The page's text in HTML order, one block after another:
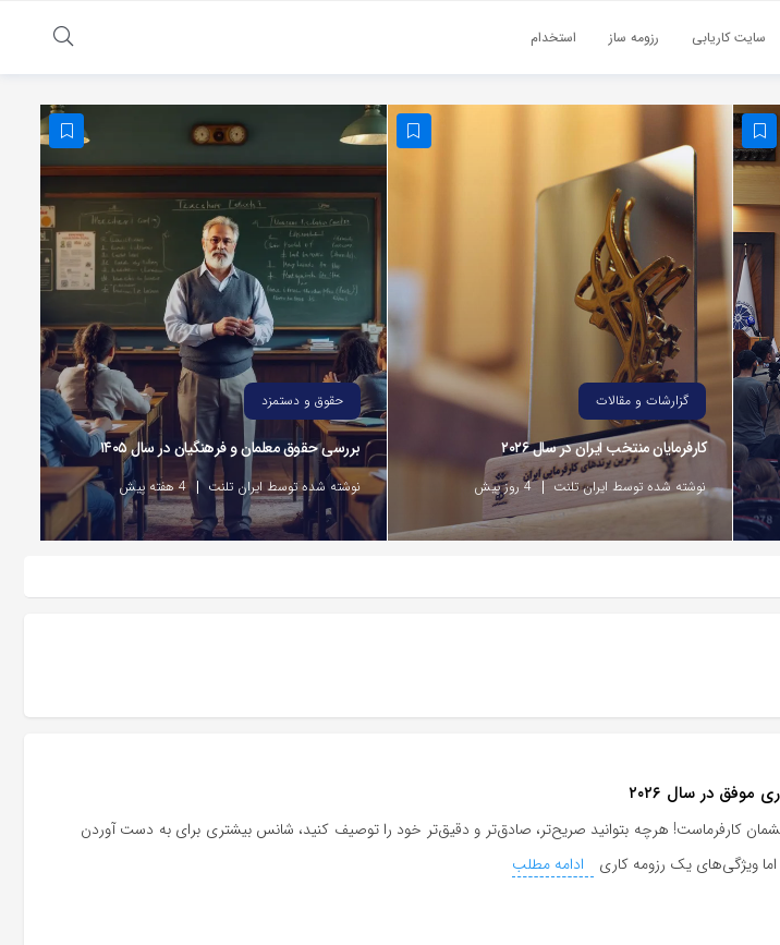
سایت کاریابی رزومه ساز استخدام
گزارشات و مقالات
کارفرمایان منتخب ایران در سال ۲۰۲۶
نوشته شده توسط ایران تلنت 4 روز پیش
حقوق و دستمزد
بررسی حقوق معلمان و فرهنگیان در سال ۱۴۰۵
نوشته شده توسط ایران تلنت 4 هفته پیش
در سال ۲۰۲۶
کارفرماست! هرچه بتوانید صریح‌تر، صادق‌تر و دقیق‌تر خود را توصیف کنید، شانس بیشتری برای به دست آوردن
ویژگی‌های یک رزومه کاری
ادامه مطلب